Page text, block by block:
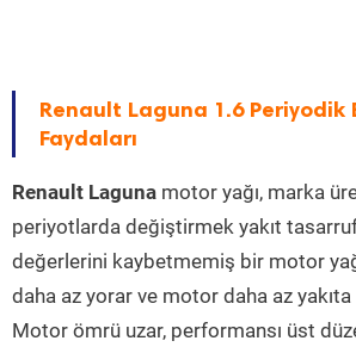
Renault Laguna 1.6 Periyodik
Faydaları
Renault Laguna motor yağı, marka
periyotlarda değiştirmek yakıt
değerlerini kaybetmemiş bir motor
daha az yorar ve motor daha az
Motor ömrü uzar, performansı üst